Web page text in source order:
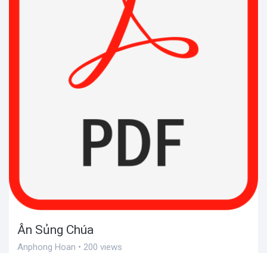
Ân Sủng Chúa
Anphong Hoan • 200 views